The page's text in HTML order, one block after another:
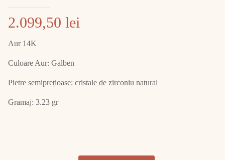
2.099,50 lei
Aur 14K
Culoare Aur: Galben
Pietre semiprețioase: cristale de zirconiu natural
Gramaj: 3.23 gr